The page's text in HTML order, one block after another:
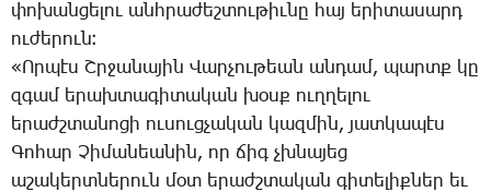
փո­խան­ցե­լու անհ­րա­ժեշ­տու­թիւ­նը հայ ե­րի­տա­սարդ
ու­ժե­րուն։
«Որ­պէս Շր­ջա­նա­յին ­Վար­չու­թեան ան­դամ, պարտք կը
զգամ ե­րախ­տա­գի­տա­կան խօսք ուղ­ղե­լու
ե­րաժշ­տա­նո­ցի ու­սուց­չա­կան կազ­մին, յատ­կա­պէս
­Գո­հար ­Չի­մա­նեա­նին, որ ճիգ չխնա­յեց
ա­շա­կերտ­նե­րուն մօտ ե­րաժշ­տա­կան գի­տե­լիք­ներ եւ